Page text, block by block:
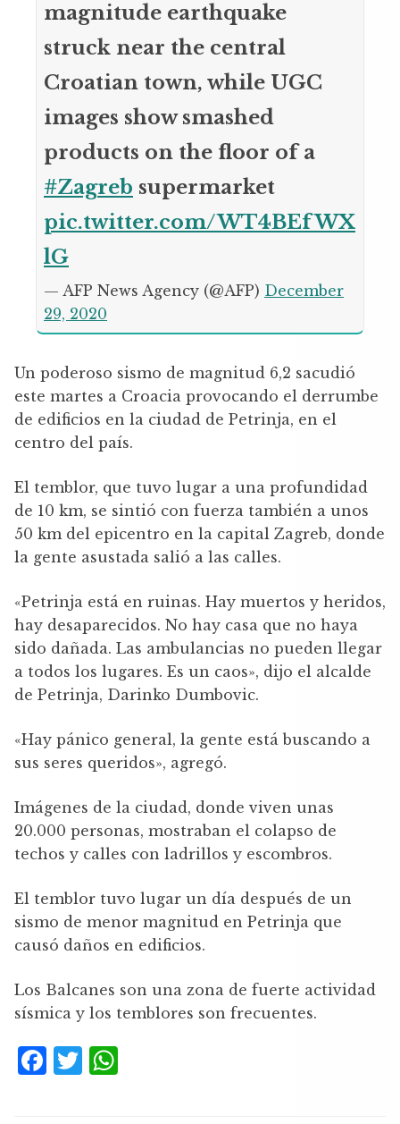
magnitude earthquake
struck near the central
Croatian town, while UGC
images show smashed
products on the floor of a
#Zagreb supermarket
pic.twitter.com/WT4BEfWX
lG
— AFP News Agency (@AFP) December
29, 2020
Un poderoso sismo de magnitud 6,2 sacudió
este martes a Croacia provocando el derrumbe
de edificios en la ciudad de Petrinja, en el
centro del país.
El temblor, que tuvo lugar a una profundidad
de 10 km, se sintió con fuerza también a unos
50 km del epicentro en la capital Zagreb, donde
la gente asustada salió a las calles.
«Petrinja está en ruinas. Hay muertos y heridos,
hay desaparecidos. No hay casa que no haya
sido dañada. Las ambulancias no pueden llegar
a todos los lugares. Es un caos», dijo el alcalde
de Petrinja, Darinko Dumbovic.
«Hay pánico general, la gente está buscando a
sus seres queridos», agregó.
Imágenes de la ciudad, donde viven unas
20.000 personas, mostraban el colapso de
techos y calles con ladrillos y escombros.
El temblor tuvo lugar un día después de un
sismo de menor magnitud en Petrinja que
causó daños en edificios.
Los Balcanes son una zona de fuerte actividad
sísmica y los temblores son frecuentes.
F
T